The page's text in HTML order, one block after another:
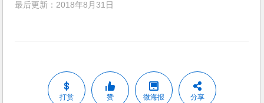
最后更新：2018年8月31日
打赏 赞 微海报 分享